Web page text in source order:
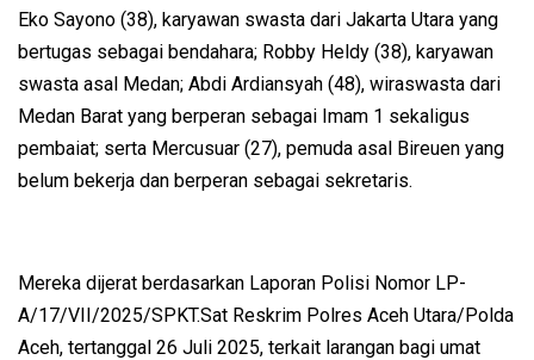
Eko Sayono (38), karyawan swasta dari Jakarta Utara yang
bertugas sebagai bendahara; Robby Heldy (38), karyawan
swasta asal Medan; Abdi Ardiansyah (48), wiraswasta dari
Medan Barat yang berperan sebagai Imam 1 sekaligus
pembaiat; serta Mercusuar (27), pemuda asal Bireuen yang
belum bekerja dan berperan sebagai sekretaris.
Mereka dijerat berdasarkan Laporan Polisi Nomor LP-
A/17/VII/2025/SPKT.Sat Reskrim Polres Aceh Utara/Polda
Aceh, tertanggal 26 Juli 2025, terkait larangan bagi umat